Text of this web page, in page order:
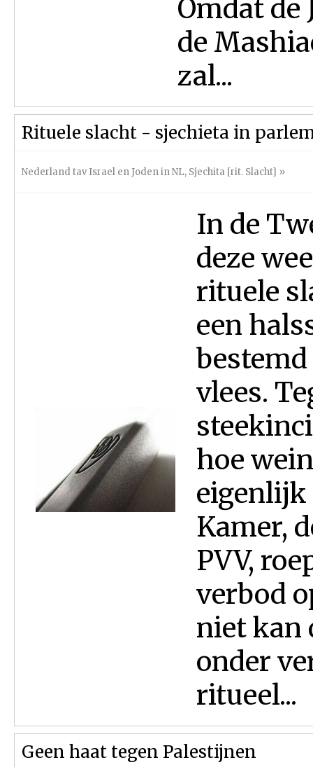
Omdat de
de
zal...
Rituele slacht - sjechieta in
Nederland tav Israel en Joden in NL, Sjechita [rit. Slacht] »
In de
deze
rituele
een
vlees.
hoe
eigenlijk
Kamer,
PVV,
verbod
niet kan
onder
ritueel...
Geen haat tegen Palestijnen